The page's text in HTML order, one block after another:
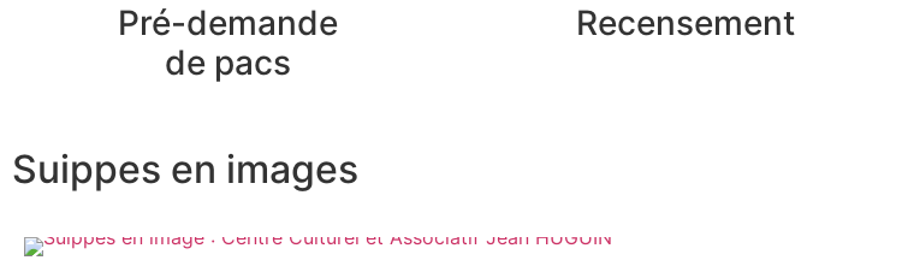
Pré-demande
de pacs
Recensement
Suippes en images